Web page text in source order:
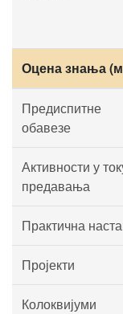
Оцена знања
Предиспитне
обавезе
Активности у
предавања
Практична
Пројекти
Колоквијуми